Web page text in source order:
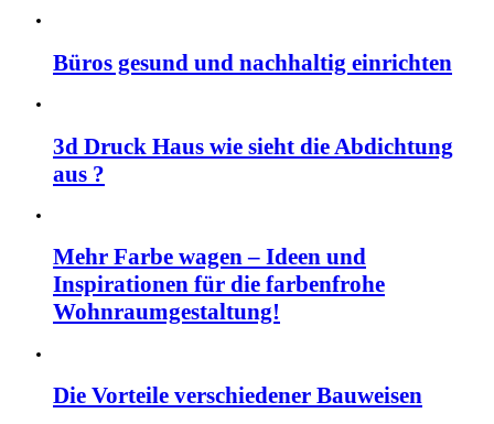
Büros gesund und nachhaltig einrichten
3d Druck Haus wie sieht die Abdichtung
aus ?
Mehr Farbe wagen – Ideen und
Inspirationen für die farbenfrohe
Wohnraumgestaltung!
Die Vorteile verschiedener Bauweisen